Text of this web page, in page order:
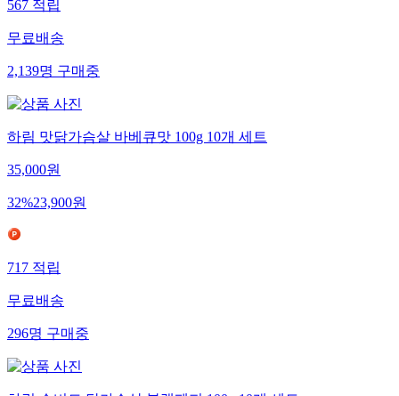
567적립
무료배송
2,139명구매중
하림 맛닭가슴살 바베큐맛 100g 10개 세트
35,000원
32%23,900원
717적립
무료배송
296명구매중